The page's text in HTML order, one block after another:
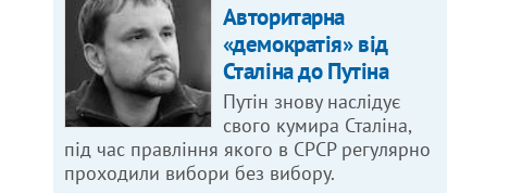
Авторитарна
«демократія» від
Сталіна до Путіна
Путін знову наслідує
свого кумира Сталіна,
під час правління якого в СРСР регулярно
проходили вибори без вибору.